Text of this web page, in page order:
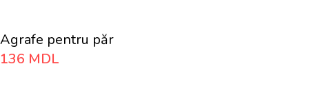
Agrafe pentru păr
136 MDL